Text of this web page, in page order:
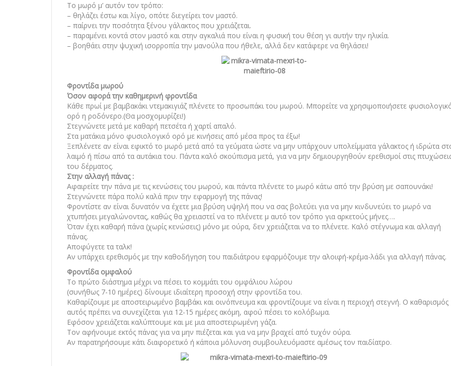
Το μωρό μ’ αυτόν τον τρόπο:
– θηλάζει έστω και λίγο, οπότε διεγείρει τον μαστό.
– παίρνει την ποσότητα ξένου γάλακτος που χρειάζεται.
– παραμένει κοντά στον μαστό και στην αγκαλιά που είναι η φυσική του θέση γι αυτήν την ηλικία.
– βοηθάει στην ψυχική ισορροπία την μανούλα που ήθελε, αλλά δεν κατάφερε να θηλάσει!
Φροντίδα μωρού
Όσον αφορά την καθημερινή φροντίδα
Κάθε πρωί με βαμβακάκι ντεμακιγιάζ πλένετε το προσωπάκι του μωρού. Μπορείτε να χρησιμοποιήσετε
ορό η ροδόνερο.(Θα μοσχομυρίζει!)
Στεγνώνετε μετά με καθαρή πετσέτα ή χαρτί απαλό.
Στα ματάκια μόνο φυσιολογικό ορό με κινήσεις από μέσα προς τα έξω!
Ξεπλένετε αν είναι εφικτό το μωρό μετά από τα γεύματα ώστε να μην υπάρχουν υπολείμματα γάλακτος ή ιδρώτα
λαιμό ή πίσω από τα αυτάκια του. Πάντα καλό σκούπισμα μετά, για να μην δημιουργηθούν ερεθισμοί στις
του δέρματος.
Στην αλλαγή πάνας :
Αφαιρείτε την πάνα με τις κενώσεις του μωρού, και πάντα πλένετε το μωρό κάτω από την βρύση με σαπουνάκι!
Στεγνώνετε πάρα πολύ καλά πριν την εφαρμογή της πάνας!
Φροντίστε αν είναι δυνατόν να έχετε μια βρύση υψηλή που να σας βολεύει για να μην κινδυνεύει το μωρό να
χτυπήσει μεγαλώνοντας, καθώς θα χρειαστεί να το πλένετε μ αυτό τον τρόπο για αρκετούς μήνες….
Όταν έχει καθαρή πάνα (χωρίς κενώσεις) μόνο με ούρα, δεν χρειάζεται να το πλένετε. Καλό στέγνωμα και αλλαγή
πάνας.
Αποφύγετε τα ταλκ!
Αν υπάρχει ερεθισμός με την καθοδήγηση του παιδιάτρου εφαρμόζουμε την αλοιφή-κρέμα-λάδι για αλλαγή πάνας.
Φροντίδα ομφαλού
Το πρώτο διάστημα μέχρι να πέσει το κομμάτι του ομφάλιου λώρου
(συνήθως 7-10 ημέρες) δίνουμε ιδιαίτερη προσοχή στην φροντίδα του.
Καθαρίζουμε με αποστειρωμένο βαμβάκι και οινόπνευμα και φροντίζουμε να είναι η περιοχή στεγνή. Ο καθαρισμός
αυτός πρέπει να συνεχίζεται για 12-15 ημέρες ακόμη, αφού πέσει το κολόβωμα.
Εφόσον χρειάζεται καλύπτουμε και με μια αποστειρωμένη γάζα.
Τον αφήνουμε εκτός πάνας για να μην πιέζεται και για να μην βραχεί από τυχόν ούρα.
Αν παρατηρήσουμε κάτι διαφορετικό ή κάποια μόλυνση συμβουλευόμαστε αμέσως τον παιδίατρο.